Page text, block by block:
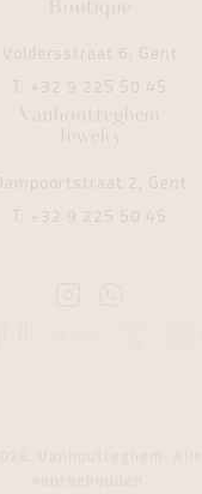
Boutique
Voldersstraat 6, Gent
T. +32 9 225 50 45
Vanhoutteghem
Jewelry
Dampoortstraat 2, Gent
T. +32 9 225 50 45